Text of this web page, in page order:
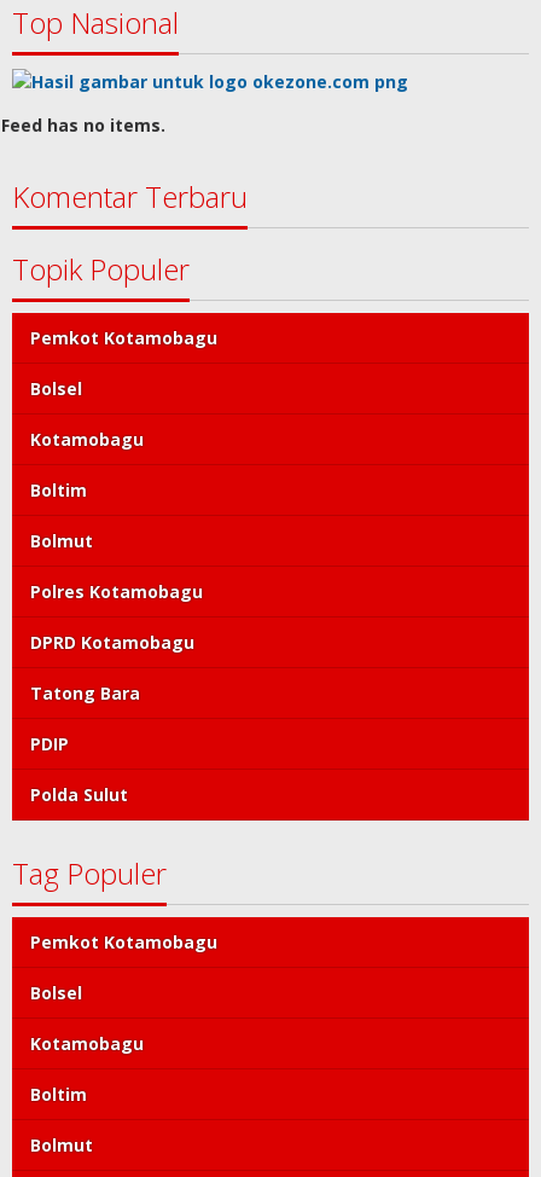
Top Nasional
Feed has no items.
Komentar Terbaru
Topik Populer
Pemkot Kotamobagu
Bolsel
Kotamobagu
Boltim
Bolmut
Polres Kotamobagu
DPRD Kotamobagu
Tatong Bara
PDIP
Polda Sulut
Tag Populer
Pemkot Kotamobagu
Bolsel
Kotamobagu
Boltim
Bolmut